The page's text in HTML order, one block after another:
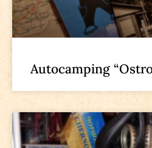
Autocamping